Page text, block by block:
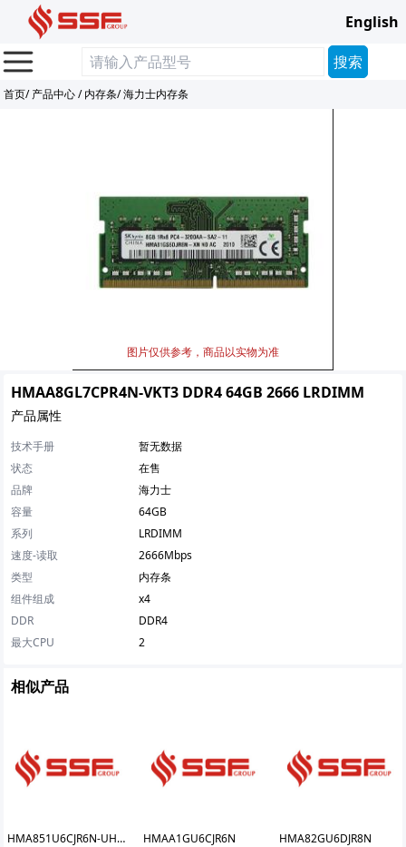
English
首页/产品中心/内存条/海力士内存条
图片仅供参考，商品以实物为准
HMAA8GL7CPR4N-VKT3 DDR4 64GB 2666 LRDIMM
产品属性
技术手册
暂无数据
状态
在售
品牌
海力士
容量
64GB
系列
LRDIMM
速度-读取
2666Mbps
类型
内存条
组件组成
x4
DDR
DDR4
最大CPU
2
相似产品
HMA851U6CJR6N-UHN0 HMAA1GU6CJR6N HMA82GU6DJR8N